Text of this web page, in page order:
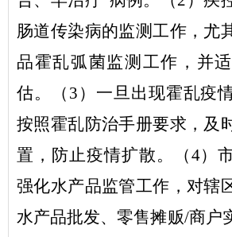
肠道传染病的监测工作，尤
品霍乱弧菌监测工作，并
估。（ 3 ）一旦出现霍乱疫
按照霍乱防治手册要求，及
置，防止疫情扩散。（4）
强化水产品监管工作，对辖
水产品批发、零售摊贩/商户